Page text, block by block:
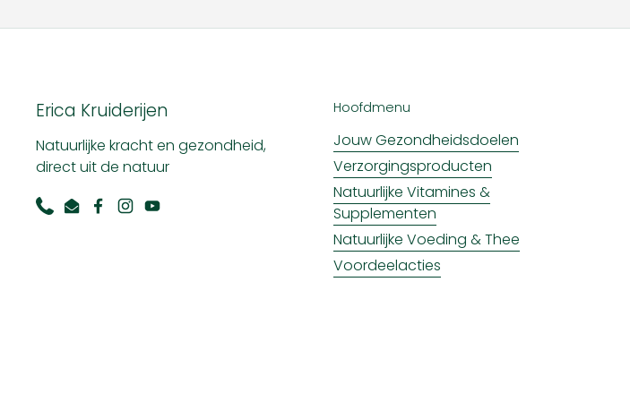
Erica Kruiderijen
Natuurlijke kracht en gezondheid,
direct uit de natuur
PhoneEmailFacebook
Instagram
YouTube
Hoofdmenu
Jouw Gezondheidsdoelen
Verzorgingsproducten
Natuurlijke Vitamines &
Supplementen
Natuurlijke Voeding & Thee
Voordeelacties